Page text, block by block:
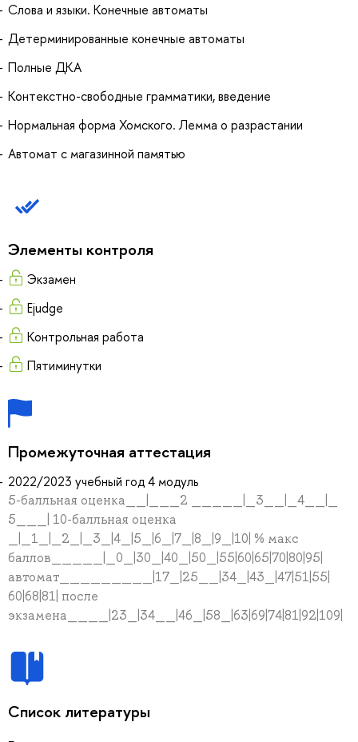
Слова и языки. Конечные автоматы
Детерминированные конечные автоматы
Полные ДКА
Контекстно-свободные грамматики, введение
Нормальная форма Хомского. Лемма о разрастании
Автомат с магазинной памятью
Элементы контроля
Экзамен
Ejudge
Контрольная работа
Пятиминутки
Промежуточная аттестация
2022/2023 учебный год 4 модуль
5-балльная оценка__|___2 _____|_3__|_4__|_
5___| 10-балльная оценка
_|_1_|_2_|_3_|4_|5_|6_|7_|8_|9_|10| % макс
баллов_____|_0_|30_|40_|50_|55|60|65|70|80|95|
автомат_________|17_|25__|34_|43_|47|51|55|
60|68|81| после
экзамена____|23_|34__|46_|58_|63|69|74|81|92|109|
Список литературы